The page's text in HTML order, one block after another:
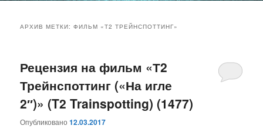
основному
содержимому
дополнительному
содержимому
АРХИВ МЕТКИ:ФИЛЬМ «Т2 ТРЕЙНСПОТТИНГ»
Рецензия на фильм «Т2
Трейнспоттинг («На игле
2″)» (T2 Trainspotting) (1477)
Опубликовано12.03.2017